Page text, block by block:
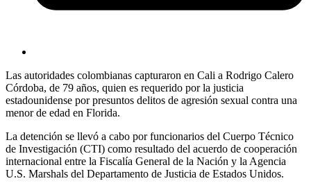
Las autoridades colombianas capturaron en Cali a Rodrigo Calero
Córdoba, de 79 años, quien es requerido por la justicia
estadounidense por presuntos delitos de agresión sexual contra una
menor de edad en Florida.
La detención se llevó a cabo por funcionarios del Cuerpo Técnico
de Investigación (CTI) como resultado del acuerdo de cooperación
internacional entre la Fiscalía General de la Nación y la Agencia
U.S. Marshals del Departamento de Justicia de Estados Unidos.